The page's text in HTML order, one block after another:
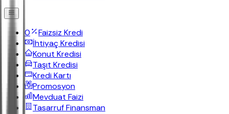
0
Faizsiz Kredi
İhtiyaç Kredisi
Konut Kredisi
Taşıt Kredisi
Kredi Kartı
Promosyon
Mevduat Faizi
Tasarruf Finansman